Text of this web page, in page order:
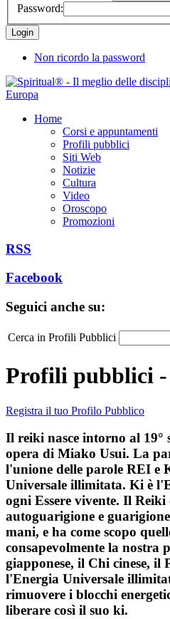
Password:
Non ricordo la password
Home
Corsi e appuntamenti
Profili pubblici
Siti Web
Notizie
Cultura
Video
Oroscopo
Promozioni
RSS
Facebook
Seguici anche su:
Cerca in Profili Pubblici
Profili pubblici
Registra il tuo Profilo Pubblico
Il reiki nasce intorno al 19°
opera di Miako Usui. La
l'unione delle parole REI e
Universale illimitata. Ki è
ogni Essere vivente. Il
autoguarigione e guarigione
mani, e ha come scopo
consapevolmente la nostra
giapponese, il Chi cinese, il
l'Energia Universale
rimuovere i blocchi
liberare così il suo ki.